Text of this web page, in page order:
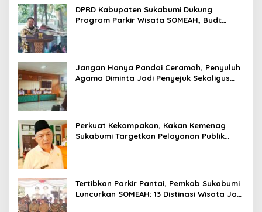
DPRD Kabupaten Sukabumi Dukung
Program Parkir Wisata SOMEAH, Budi:
Jangan Hanya Pandai Ceramah, Penyuluh
Agama Diminta Jadi Penyejuk Sekaligus
Perkuat Kekompakan, Kakan Kemenag
Sukabumi Targetkan Pelayanan Publik
Tertibkan Parkir Pantai, Pemkab Sukabumi
Luncurkan SOMEAH: 13 Distinasi Wisata Jadi